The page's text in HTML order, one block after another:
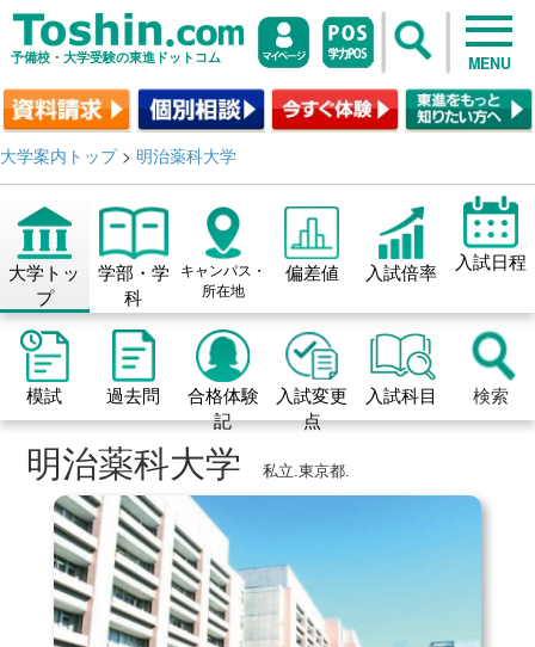
予備校・大学受験の東進ドットコム MENU
大学案内トップ> 明治薬科大学
大学トッ
プ
学部・学
科
キャンパス・
所在地
偏差値 入試倍率 入試日程
模試 過去問
合格体験
記
入試変更
点
入試科目 検索
明治薬科大学 私立.東京都.